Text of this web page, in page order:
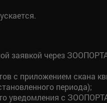
заявкой через
с приложением скана
периода);
уведомления с